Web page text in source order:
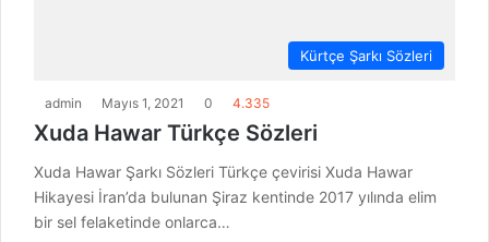
Kürtçe Şarkı Sözleri
admin Mayıs 1, 2021 0 4.335
Xuda Hawar Türkçe Sözleri
Xuda Hawar Şarkı Sözleri Türkçe çevirisi Xuda Hawar
Hikayesi İran’da bulunan Şiraz kentinde 2017 yılında elim
bir sel felaketinde onlarca…